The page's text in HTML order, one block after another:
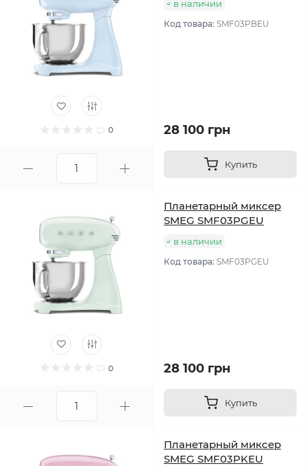
0
в наличии
Код товара: SMF03PBEU
28 100 грн
Купить
0
Планетарный миксер
SMEG SMF03PGEU
в наличии
Код товара: SMF03PGEU
28 100 грн
Купить
Планетарный миксер
SMEG SMF03PKEU